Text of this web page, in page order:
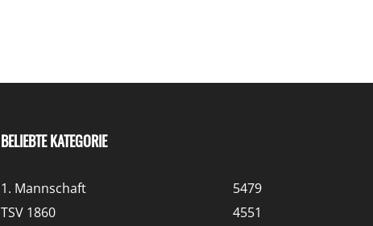
BELIEBTE KATEGORIE
1. Mannschaft
5479
TSV 1860
4551